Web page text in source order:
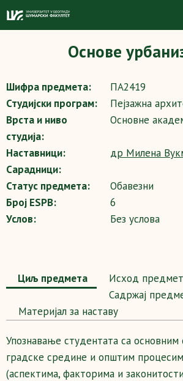
Основе
Шифра предмета:
ПА2419
Студијски програм:
Пејзажна
Врста и ниво
студија:
Основне
Наставници:
др Милена
Сарадници:
Статус предмета:
Обавезни
Број ESPB:
6
Услов:
Без услова
Циљ предмета
Исход
Садржај
Maтеријал за наставу
Упознавање студентата са
градске средине и општим
(аспектима, факторима и